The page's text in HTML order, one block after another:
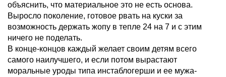
объяснить, что материальное это не есть основа.
Выросло поколение, готовое рвать на куски за
возможность держать жопу в тепле 24 на 7 и с этим
ничего не поделать.
В конце-концов каждый желает своим детям всего
самого наилучшего, и если потом вырастают
моральные уроды типа инстаблогерши и ее мужа-